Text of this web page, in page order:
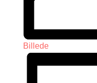
Billede